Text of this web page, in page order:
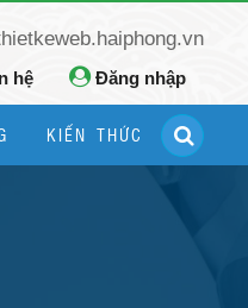
hệ Đăng nhập
KIẾN THỨC